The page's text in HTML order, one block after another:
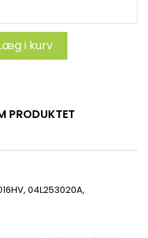
i kurv
PRODUKTET
04L253020A,